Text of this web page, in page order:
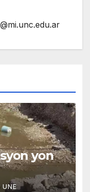
yon
moun
UNE